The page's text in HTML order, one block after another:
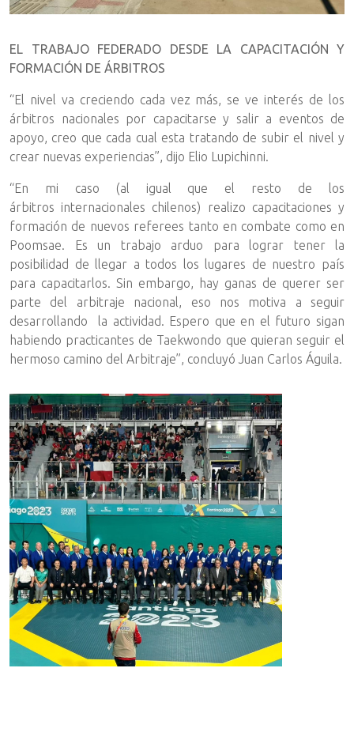
EL TRABAJO FEDERADO DESDE LA CAPACITACIÓN Y
FORMACIÓN DE ÁRBITROS
“El nivel va creciendo cada vez más, se ve interés de los
árbitros nacionales por capacitarse y salir a eventos de
apoyo, creo que cada cual esta tratando de subir el nivel y
crear nuevas experiencias”, dijo Elio Lupichinni.
“En mi caso (al igual que el resto de los
árbitros internacionales chilenos) realizo capacitaciones y
formación de nuevos referees tanto en combate como en
Poomsae. Es un trabajo arduo para lograr tener la
posibilidad de llegar a todos los lugares de nuestro país
para capacitarlos. Sin embargo, hay ganas de querer ser
parte del arbitraje nacional, eso nos motiva a seguir
desarrollando la actividad. Espero que en el futuro sigan
habiendo practicantes de Taekwondo que quieran seguir el
hermoso camino del Arbitraje”, concluyó Juan Carlos Águila.